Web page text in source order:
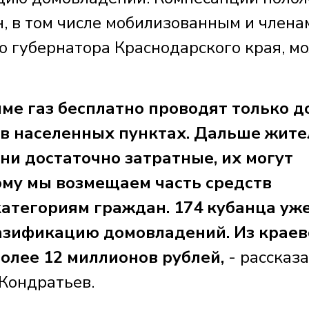
в том числе мобилизованным и
Краснодарского края,
газ бесплатно проводят только
населенных пунктах. Дальше
достаточно затратные, их могут
мы возмещаем часть средств
граждан. 174 кубанца
домовладений. Из
12 миллионов рублей, -